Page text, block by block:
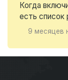
Когда
есть
9 месяцев